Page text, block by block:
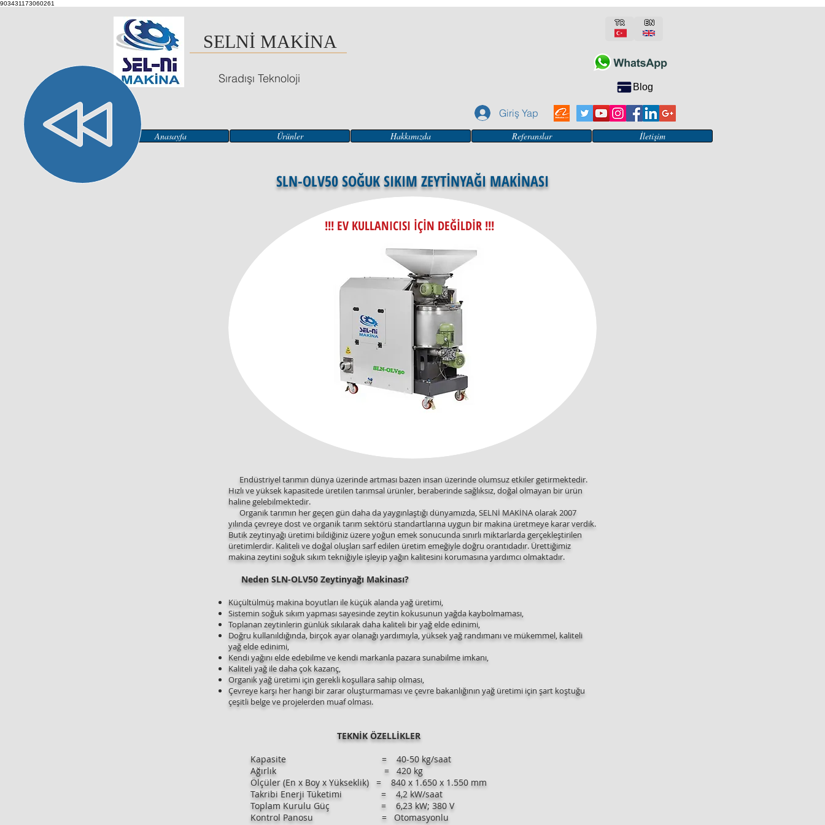
903431173060261
SELNİ MAKİNA
Sıradışı Teknoloji
TR EN
Blog
Giriş Yap
Anasayfa Ürünler Hakkımızda Referanslar İletişim
SLN-OLV50 SOĞUK SIKIM ZEYTİNYAĞI MAKİNASI
!!! EV KULLANICISI İÇİN DEĞİLDİR !!!
Endüstriyel tarımın dünya üzerinde artması bazen insan üzerinde olumsuz etkiler getirmektedir.
Hızlı ve yüksek kapasitede üretilen tarımsal ürünler, beraberinde sağlıksız, doğal olmayan bir ürün
haline gelebilmektedir.
Organik tarımın her geçen gün daha da yaygınlaştığı dünyamızda, SELNİ MAKİNA olarak 2007
yılında çevreye dost ve organik tarım sektörü standartlarına uygun bir makina üretmeye karar verdik.
Butik zeytinyağı üretimi bildiğiniz üzere yoğun emek sonucunda sınırlı miktarlarda gerçekleştirilen
üretimlerdir. Kaliteli ve doğal oluşları sarf edilen üretim emeğiyle doğru orantıdadır. Ürettiğimiz
makina zeytini soğuk sıkım tekniğiyle işleyip yağın kalitesini korumasına yardımcı olmaktadır.
Neden SLN-OLV50 Zeytinyağı Makinası?
Küçültülmüş makina boyutları ile küçük alanda yağ üretimi,
Sistemin soğuk sıkım yapması sayesinde zeytin kokusunun yağda kaybolmaması,
Toplanan zeytinlerin günlük sıkılarak daha kaliteli bir yağ elde edinimi,
Doğru kullanıldığında, birçok ayar olanağı yardımıyla, yüksek yağ randımanı ve mükemmel, kaliteli
yağ elde edinimi,
Kendi yağını elde edebilme ve kendi markanla pazara sunabilme imkanı,
Kaliteli yağ ile daha çok kazanç,
Organik yağ üretimi için gerekli koşullara sahip olması,
Çevreye karşı her hangi bir zarar oluşturmaması ve çevre bakanlığının yağ üretimi için şart koştuğu
çeşitli belge ve projelerden muaf olması.
TEKNİK ÖZELLİKLER
Kapasite = 40-50 kg/saat
Ağırlık = 420 kg
Ölçüler (En x Boy x Yükseklik) = 840 x 1.650 x 1.550 mm
Takribi Enerji Tüketimi = 4,2 kW/saat
Toplam Kurulu Güç = 6,23 kW; 380 V
Kontrol Panosu = Otomasyonlu